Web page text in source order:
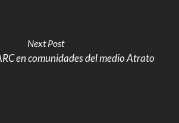
Next Post
en comunidades del medio Atrato